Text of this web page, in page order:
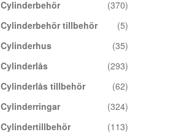
Cylinderbehör
(370)
Cylinderbehör tillbehör
(5)
Cylinderhus
(35)
Cylinderlås
(293)
Cylinderlås tillbehör
(62)
Cylinderringar
(324)
Cylindertillbehör
(113)